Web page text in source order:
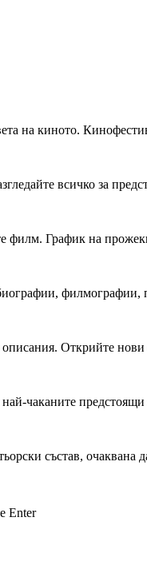
на киното.
всичко за
филм. График на
Открийте
чаканите
състав, очаквана
Enter